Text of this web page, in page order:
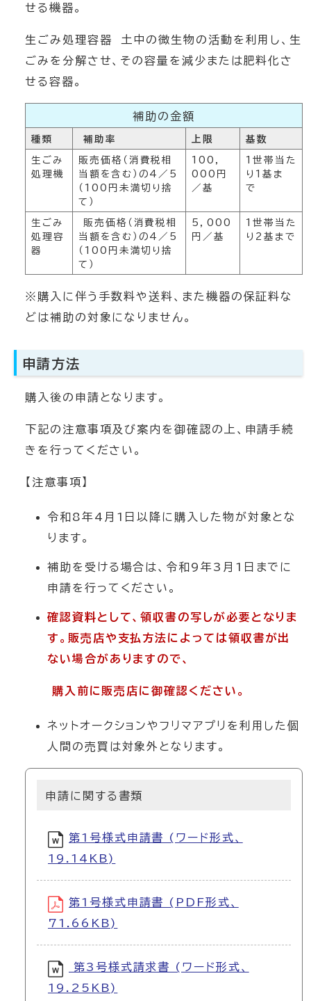
せる機器。
生ごみ処理容器 土中の微生物の活動を利用し、生
ごみを分解させ、その容量を減少または肥料化さ
せる容器。
補助の金額
種類 補助率 上限 基数
生ごみ
処理機
販売価格（消費税相
当額を含む）の4／5
（100円未満切り捨
て）
100，
000円
／基
1世帯当た
り1基ま
で
生ごみ
処理容
器
販売価格（消費税相
当額を含む）の4／5
（100円未満切り捨
て）
5，000
円／基
1世帯当た
り2基まで
※購入に伴う手数料や送料、また機器の保証料な
どは補助の対象になりません。
申請方法
購入後の申請となります。
下記の注意事項及び案内を御確認の上、申請手続
きを行ってください。
【注意事項】
令和8年4月1日以降に購入した物が対象とな
ります。
補助を受ける場合は、令和9年3月1日までに
申請を行ってください。
確認資料として、領収書の写しが必要となりま
す。販売店や支払方法によっては領収書が出
ない場合がありますので、
購入前に販売店に御確認ください。
ネットオークションやフリマアプリを利用した個
人間の売買は対象外となります。
申請に関する書類
第1号様式申請書 (ワード形式、
19.14KB)
第1号様式申請書 (PDF形式、
71.66KB)
第3号様式請求書 (ワード形式、
19.25KB)